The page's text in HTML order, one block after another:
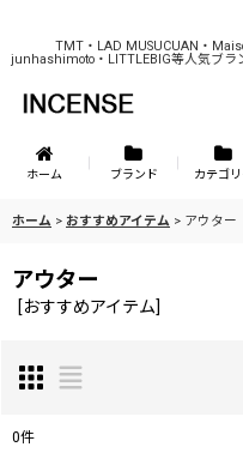
TMT・LAD MUSUCUAN・
junhashimoto・LITTLEBIG等人気ブラ
ホーム ブランド カテゴリ
ホーム > おすすめアイテム > アウター
アウター
[おすすめアイテム]
0件